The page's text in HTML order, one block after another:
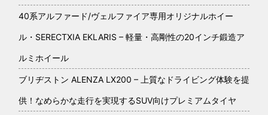
40系アルファード/ヴェルファイア専用オリジナルホイー
ル・SERECTXIA EKLARIS – 軽量・高剛性の20インチ鍛造ア
ルミホイール
ブリヂストン ALENZA LX200 – 上質なドライビング体験を提
供！なめらかな走行を実現するSUV向けプレミアムタイヤ